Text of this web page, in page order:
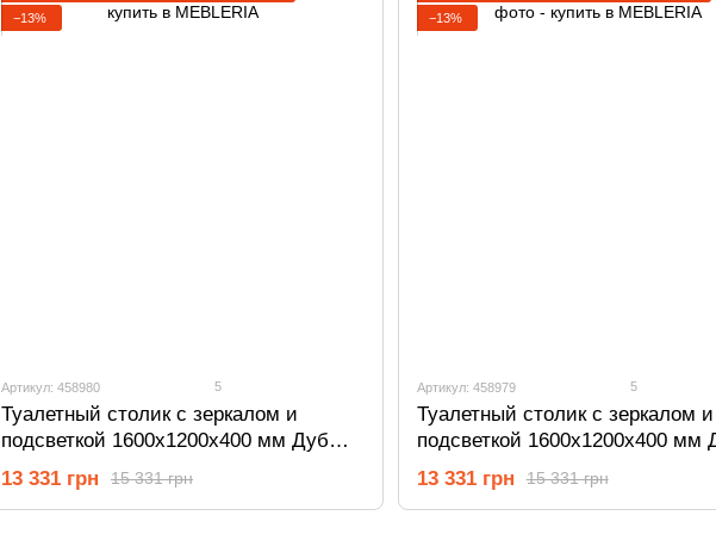
−13%
Артикул: 458980 5
Туалетный столик с зеркалом и
подсветкой 1600х1200х400 мм Дуб
Сонома 458980
15 331 грн
13 331 грн
−13%
Артикул: 458979 5
Туалетный столик с зеркалом и
подсветкой 1600х1200х400 мм
Сонома/Белый 458979
15 331 грн
13 331 грн